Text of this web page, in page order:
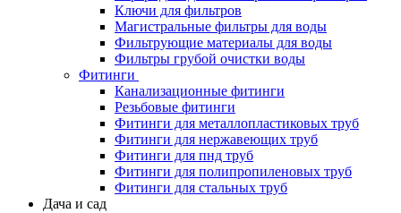
Ключи для фильтров
Магистральные фильтры для воды
Фильтрующие материалы для воды
Фильтры грубой очистки воды
Фитинги
Канализационные фитинги
Резьбовые фитинги
Фитинги для металлопластиковых труб
Фитинги для нержавеющих труб
Фитинги для пнд труб
Фитинги для полипропиленовых труб
Фитинги для стальных труб
Дача и сад